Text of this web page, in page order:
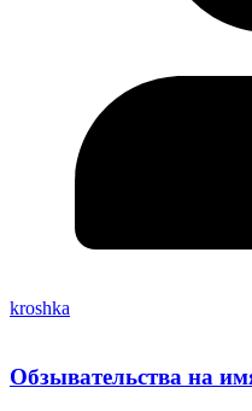
kroshka
Обзывательства на